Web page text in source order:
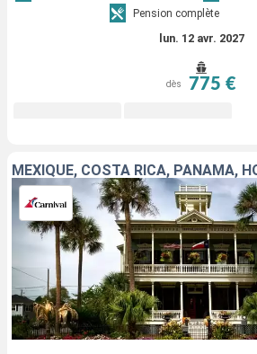
Pension complète
lun. 12 avr. 2027
dès 775 €